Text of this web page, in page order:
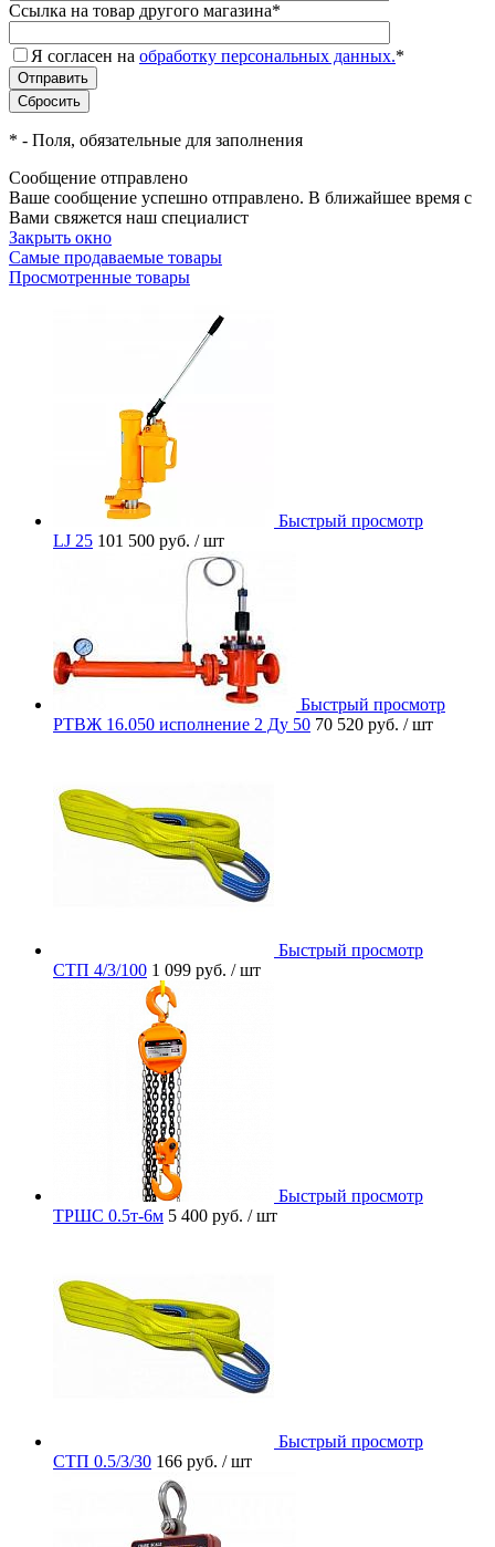
Ссылка на товар другого магазина*
Я согласен на обработку персональных данных.*
* - Поля, обязательные для заполнения
Сообщение отправлено
Ваше сообщение успешно отправлено. В ближайшее время с
Вами свяжется наш специалист
Закрыть окно
Самые продаваемые товары
Просмотренные товары
Быстрый просмотр
LJ 25 101 500 руб. / шт
Быстрый просмотр
РТВЖ 16.050 исполнение 2 Ду 50 70 520 руб. / шт
Быстрый просмотр
СТП 4/3/100 1 099 руб. / шт
Быстрый просмотр
ТРШС 0.5т-6м 5 400 руб. / шт
Быстрый просмотр
СТП 0.5/3/30 166 руб. / шт